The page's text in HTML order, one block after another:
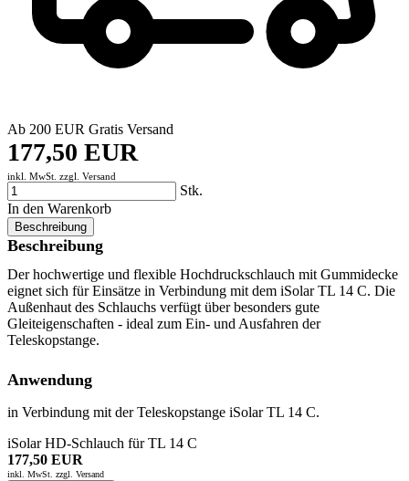
Ab 200 EUR Gratis Versand
177,50 EUR
inkl. MwSt. zzgl. Versand
Stk.
In den Warenkorb
Beschreibung
Beschreibung
Der hochwertige und flexible Hochdruckschlauch mit Gummidecke
eignet sich für Einsätze in Verbindung mit dem iSolar TL 14 C. Die
Außenhaut des Schlauchs verfügt über besonders gute
Gleiteigenschaften - ideal zum Ein- und Ausfahren der
Teleskopstange.
Anwendung
in Verbindung mit der Teleskopstange iSolar TL 14 C.
iSolar HD-Schlauch für TL 14 C
177,50 EUR
inkl. MwSt. zzgl. Versand